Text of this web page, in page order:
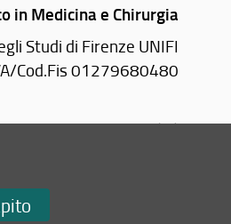
in Medicina e Chirurgia
Studi di Firenze UNIFI
Cod.Fis 01279680480
3 - 50134 Firenze (FI)